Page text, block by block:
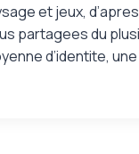
et jeux,
partagees du
d’identite,